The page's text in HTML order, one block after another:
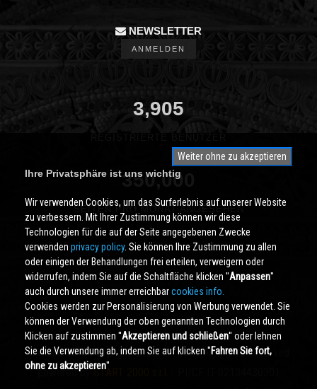
NEWSLETTER
ANMELDEN
3,905
350,000
SEITEN PRO MONAT ANGESEHEN
Cividale.COMCopyright © 2000 - 2026 All Rights Reserved
powered bySTART 2000 s.r.l.
Weiter ohne zu akzeptieren
Ihre Privatsphäre ist uns wichtig
Wir verwenden Cookies, um das Surferlebnis auf unserer Website
zu verbessern. Mit Ihrer Zustimmung können wir diese
Technologien für die auf der Seite angegebenen Zwecke
verwenden privacy policy. Sie können Ihre Zustimmung zu allen
oder einigen der Behandlungen frei erteilen, verweigern oder
widerrufen, indem Sie auf die Schaltfläche klicken ''Anpassen''
auch durch unsere immer erreichbarcookies info.
Cookies werden zur Personalisierung von Werbung verwendet. Sie
können der Verwendung der oben genannten Technologien durch
Klicken auf zustimmen ''Akzeptieren und schließen'' oder lehnen
Sie die Verwendung ab, indem Sie auf klicken ''Fahren Sie fort,
ohne zu akzeptieren''